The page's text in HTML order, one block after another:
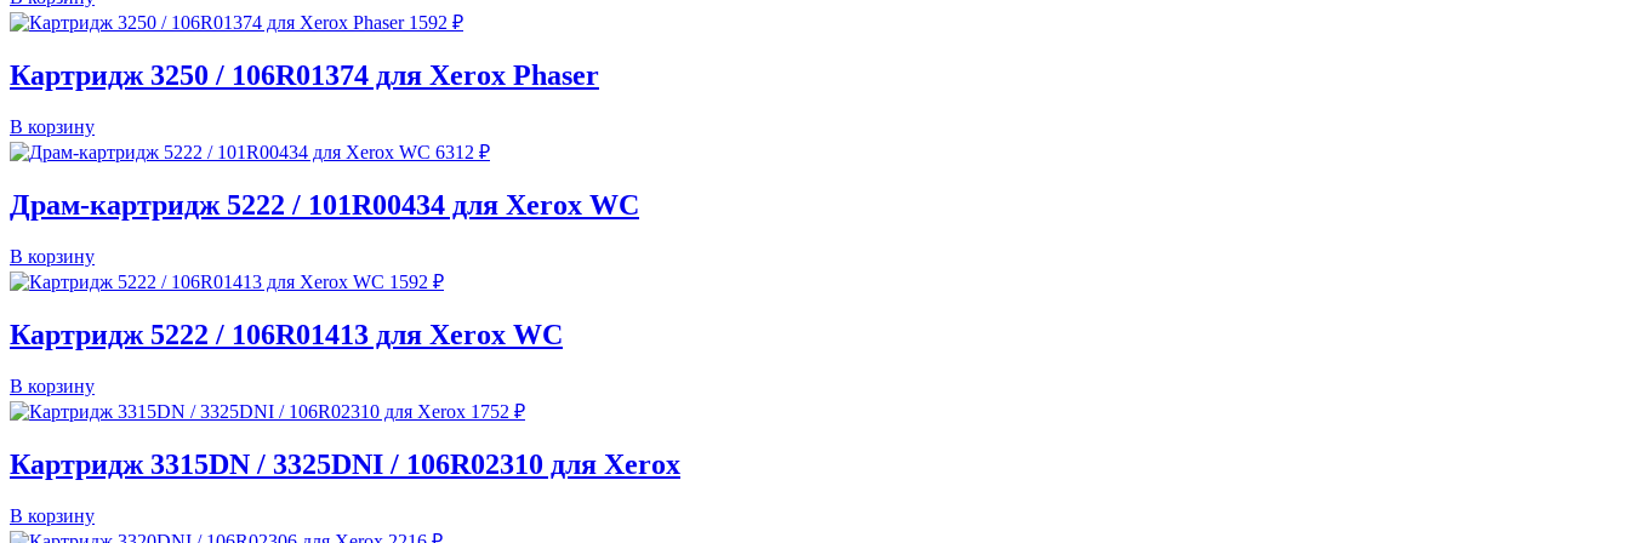
1592 ₽
Картридж 3250 / 106R01374 для Xerox Phaser
В корзину
6312 ₽
Драм-картридж 5222 / 101R00434 для Xerox WC
В корзину
1592 ₽
Картридж 5222 / 106R01413 для Xerox WC
В корзину
1752 ₽
Картридж 3315DN / 3325DNI / 106R02310 для Xerox
В корзину